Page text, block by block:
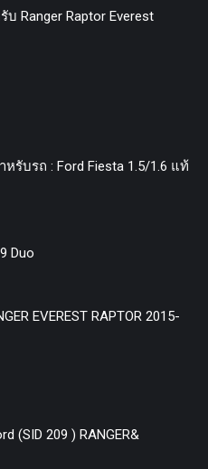
บ Ranger Raptor Everest
รับรถ : Ford Fiesta 1.5/1.6 แท้
Duo
EVEREST RAPTOR 2015-
(SID 209 ) RANGER&